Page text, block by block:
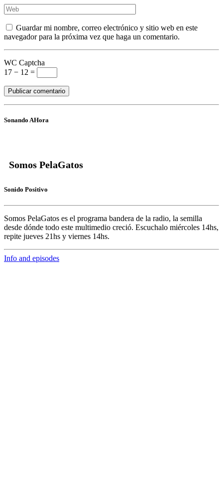
Guardar mi nombre, correo electrónico y sitio web en este
navegador para la próxima vez que haga un comentario.
WC Captcha
17 − 12 =
Sonando AHora
Somos PelaGatos
Sonido Positivo
Somos PelaGatos es el programa bandera de la radio, la semilla
desde dónde todo este multimedio creció. Escuchalo miércoles 14hs,
repite jueves 21hs y viernes 14hs.
Info and episodes